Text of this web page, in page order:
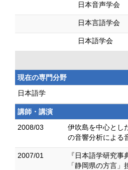
日本音声学会
日本言語学会
日本語学会
現在の専門分野
日本語学
講師・講演
2008/03
伊吹島を中心とし
の音響分析による
2007/01
『日本語学研究事
「静岡県の方言」